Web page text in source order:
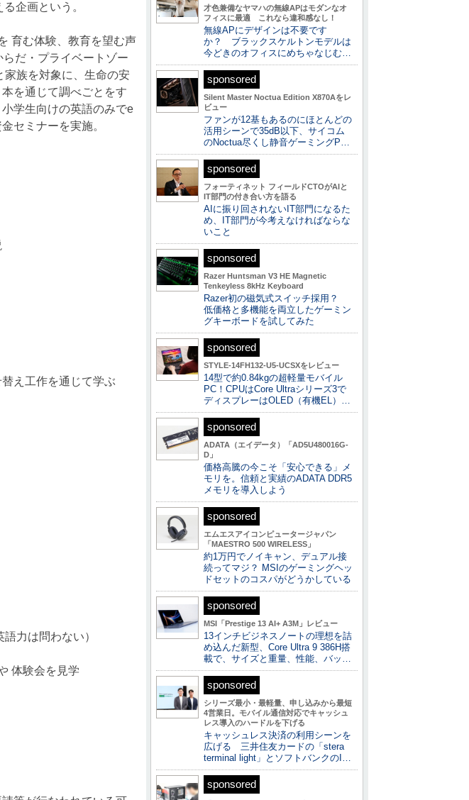
企画という。
育む体験、教育を望む声
だ・プライベートゾー
家族を対象に、生命の安
を通じて調べごとをす
学生向けの英語のみでe
セミナーを実施。
え工作を通じて学ぶ
力は問わない）
体験会を見学
才色兼備なヤマハの無線APはモダンなオ
フィスに最適 これなら違和感なし！
無線APにデザインは不要です
か？ ブラックスケルトンモデルは
今どきのオフィスにめちゃなじむ…
sponsored
Silent Master Noctua Edition X870Aをレ
ビュー
ファンが12基もあるのにほとんどの
活用シーンで35dB以下、サイコム
のNoctua尽くし静音ゲーミングP…
sponsored
フォーティネット フィールドCTOがAIと
IT部門の付き合い方を語る
AIに振り回されないIT部門になるた
め、IT部門が今考えなければならな
いこと
sponsored
Razer Huntsman V3 HE Magnetic
Tenkeyless 8kHz Keyboard
Razer初の磁気式スイッチ採用？
低価格と多機能を両立したゲーミン
グキーボードを試してみた
sponsored
STYLE-14FH132-U5-UCSXをレビュー
14型で約0.84kgの超軽量モバイル
PC！CPUはCore Ultraシリーズ3で
ディスプレーはOLED（有機EL）…
sponsored
ADATA（エイデータ）「AD5U480016G-
D」
価格高騰の今こそ「安心できる」メ
モリを。信頼と実績のADATA DDR5
メモリを導入しよう
sponsored
エムエスアイコンピュータージャパン
「MAESTRO 500 WIRELESS」
約1万円でノイキャン、デュアル接
続ってマジ？ MSIのゲーミングヘッ
ドセットのコスパがどうかしている
sponsored
MSI「Prestige 13 AI+ A3M」レビュー
13インチビジネスノートの理想を詰
め込んだ新型、Core Ultra 9 386H搭
載で、サイズと重量、性能、バッ…
sponsored
シリーズ最小・最軽量、申し込みから最短
4営業日。モバイル通信対応でキャッシュ
レス導入のハードルを下げる
キャッシュレス決済の利用シーンを
広げる 三井住友カードの「stera
terminal light」とソフトバンクのI…
sponsored